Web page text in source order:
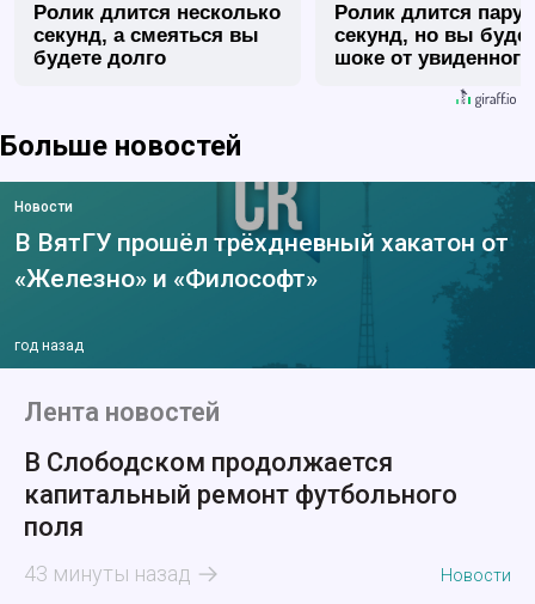
Ролик длится несколько
секунд, а смеяться вы
будете долго
Ролик длится пару
секунд, но вы
шоке от увиденного
Больше новостей
Новости
В ВятГУ прошёл трёхдневный хакатон от
«Железно» и «Философт»
год назад
Лента новостей
В Слободском продолжается
капитальный ремонт футбольного
поля
43 минуты назад Новости